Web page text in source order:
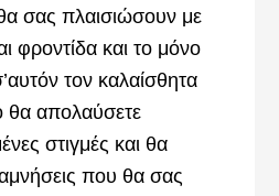
σας πλαισιώσουν με
φροντίδα και το μόνο
τον καλαίσθητα
θα απολαύσετε
στιγμές και θα
που θα σας